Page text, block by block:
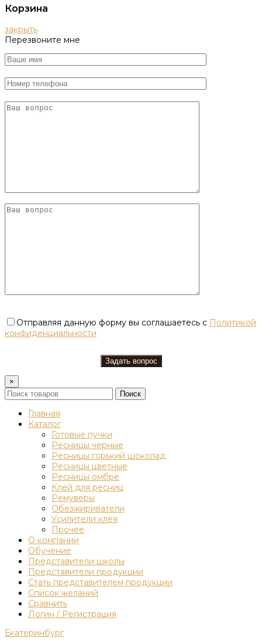
Корзина
закрыть
Перезвоните мне
Отправляя данную форму вы соглашаетесь с Политикой
конфиденциальности
×
Поиск
Главная
Каталог
Готовые пучки
Ресницы черные
Ресницы горький шоколад
Ресницы цветные
Ресницы омбре
Клей для ресниц
Ремуверы
Обезжириватели
Усилители клея
Прочее
О компании
Обучение
Представители школы
Представители продукции
Стать представителем продукции
Список желаний
Сравнить
Логин / Регистрация
Екатеринбург